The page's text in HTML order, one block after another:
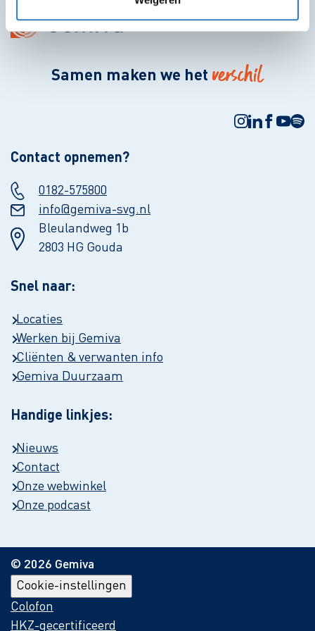
Samen maken we het verschil
Contact opnemen?
0182-575800
info@gemiva-svg.nl
Bleulandweg 1b
2803 HG Gouda
Snel naar:
Locaties
Werken bij Gemiva
Cliënten & verwanten info
Gemiva Duurzaam
Handige linkjes:
Nieuws
Contact
Onze webwinkel
Onze podcast
© 2026 Gemiva
Cookie-instellingen
Colofon
HKZ-gecertificeerd